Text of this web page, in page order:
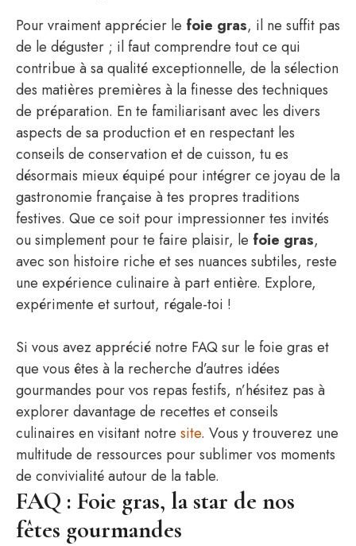
Pour vraiment apprécier le foie gras, il ne suffit pas
de le déguster ; il faut comprendre tout ce qui
contribue à sa qualité exceptionnelle, de la sélection
des matières premières à la finesse des techniques
de préparation. En te familiarisant avec les divers
aspects de sa production et en respectant les
conseils de conservation et de cuisson, tu es
désormais mieux équipé pour intégrer ce joyau de la
gastronomie française à tes propres traditions
festives. Que ce soit pour impressionner tes invités
ou simplement pour te faire plaisir, le foie gras,
avec son histoire riche et ses nuances subtiles, reste
une expérience culinaire à part entière. Explore,
expérimente et surtout, régale-toi !
Si vous avez apprécié notre FAQ sur le foie gras et
que vous êtes à la recherche d’autres idées
gourmandes pour vos repas festifs, n’hésitez pas à
explorer davantage de recettes et conseils
culinaires en visitant notre site. Vous y trouverez une
multitude de ressources pour sublimer vos moments
de convivialité autour de la table.
FAQ : Foie gras, la star de nos
fêtes gourmandes